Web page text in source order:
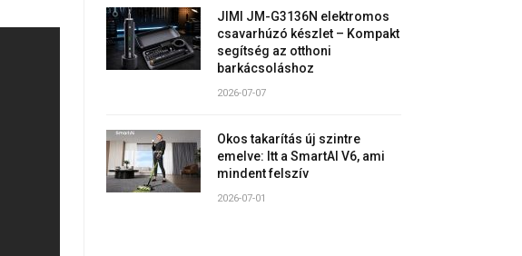
JIMI JM-G3136N elektromos
csavarhúzó készlet – Kompakt
segítség az otthoni
barkácsoláshoz
2026-07-07
Okos takarítás új szintre
emelve: Itt a SmartAI V6, ami
mindent felszív
2026-07-01